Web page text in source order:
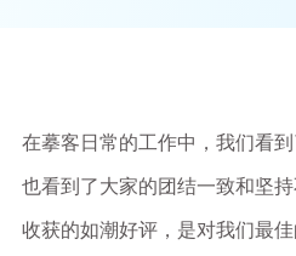
在摹客日常的工作中，我们看
也看到了大家的团结一致和坚
收获的如潮好评，是对我们最